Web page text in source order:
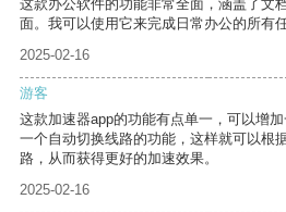
这款办公软件的功能非常全面，涵盖了文
面。我可以使用它来完成日常办公的所有
2025-02-16
游客
这款加速器app的功能有点单一，可以增
一个自动切换线路的功能，这样就可以根
路，从而获得更好的加速效果。
2025-02-16